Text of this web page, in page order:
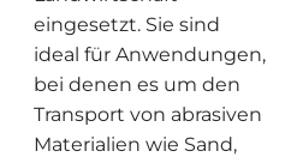
eingesetzt. Sie sind
ideal für Anwendungen,
bei denen es um den
Transport von abrasiven
Materialien wie Sand,